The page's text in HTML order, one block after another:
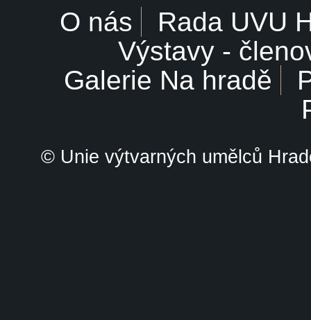
O nás
Rada UVU
Výstavy -
Galerie Na hradě
© Unie výtvarných umělců